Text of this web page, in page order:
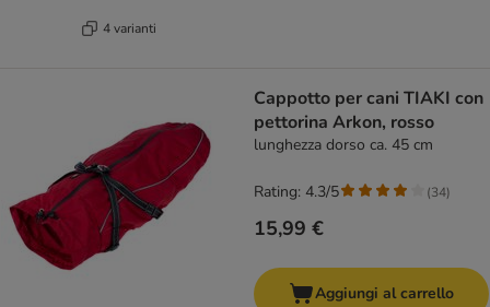
4 varianti
Cappotto per cani TIAKI con
pettorina Arkon, rosso
lunghezza dorso ca. 45 cm
15,99 €
Rating: 4.3/5 (34)
Aggiungi al carrello